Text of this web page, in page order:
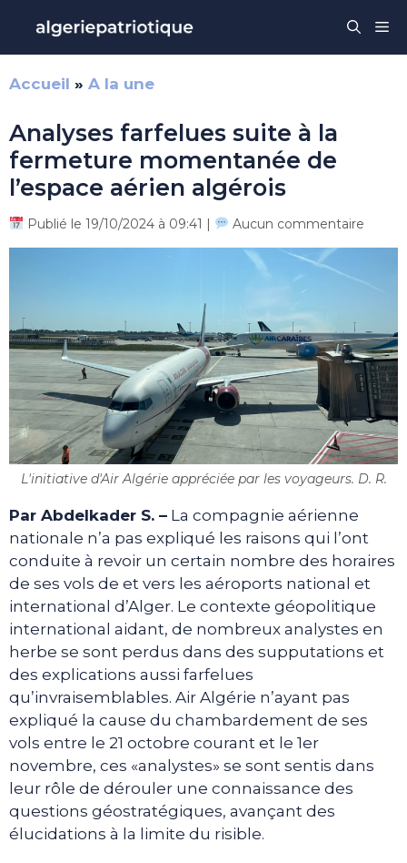
contenu
Accueil » A la une
Analyses farfelues suite à la
fermeture momentanée de
l’espace aérien algérois
Publié le 19/10/2024 à 09:41 | Aucun commentaire
L'initiative d'Air Algérie appréciée par les voyageurs. D. R.
Par Abdelkader S. – La compagnie aérienne
nationale n’a pas expliqué les raisons qui l’ont
conduite à revoir un certain nombre des horaires
de ses vols de et vers les aéroports national et
international d’Alger. Le contexte géopolitique
international aidant, de nombreux analystes en
herbe se sont perdus dans des supputations et
des explications aussi farfelues
qu’invraisemblables. Air Algérie n’ayant pas
expliqué la cause du chambardement de ses
vols entre le 21 octobre courant et le 1er
novembre, ces «analystes» se sont sentis dans
leur rôle de dérouler une connaissance des
questions géostratégiques, avançant des
élucidations à la limite du risible.